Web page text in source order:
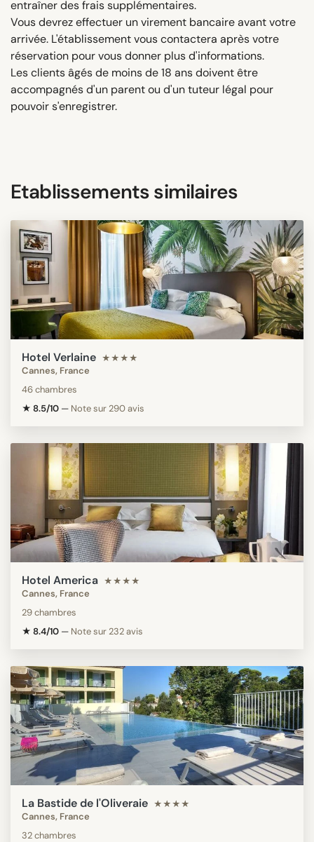
entraîner des frais supplémentaires.
Vous devrez effectuer un virement bancaire avant votre
arrivée. L'établissement vous contactera après votre
réservation pour vous donner plus d'informations.
Les clients âgés de moins de 18 ans doivent être
accompagnés d'un parent ou d'un tuteur légal pour
pouvoir s'enregistrer.
Etablissements similaires
Hotel Verlaine ★★★★
Cannes, France
46 chambres
★ 8.5/10 — Note sur 290 avis
Hotel America ★★★★
Cannes, France
29 chambres
★ 8.4/10 — Note sur 232 avis
La Bastide de l'Oliveraie ★★★★
Cannes, France
32 chambres